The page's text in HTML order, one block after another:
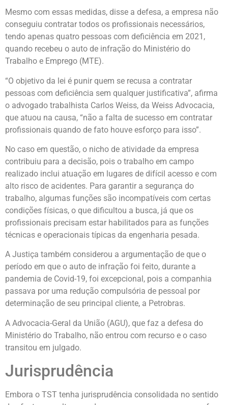
Mesmo com essas medidas, disse a defesa, a empresa não
conseguiu contratar todos os profissionais necessários,
tendo apenas quatro pessoas com deficiência em 2021,
quando recebeu o auto de infração do Ministério do
Trabalho e Emprego (MTE).
“O objetivo da lei é punir quem se recusa a contratar
pessoas com deficiência sem qualquer justificativa”, afirma
o advogado trabalhista Carlos Weiss, da Weiss Advocacia,
que atuou na causa, “não a falta de sucesso em contratar
profissionais quando de fato houve esforço para isso”.
No caso em questão, o nicho de atividade da empresa
contribuiu para a decisão, pois o trabalho em campo
realizado inclui atuação em lugares de difícil acesso e com
alto risco de acidentes. Para garantir a segurança do
trabalho, algumas funções são incompatíveis com certas
condições físicas, o que dificultou a busca, já que os
profissionais precisam estar habilitados para as funções
técnicas e operacionais típicas da engenharia pesada.
A Justiça também considerou a argumentação de que o
período em que o auto de infração foi feito, durante a
pandemia de Covid-19, foi excepcional, pois a companhia
passava por uma redução compulsória de pessoal por
determinação de seu principal cliente, a Petrobras.
A Advocacia-Geral da União (AGU), que faz a defesa do
Ministério do Trabalho, não entrou com recurso e o caso
transitou em julgado.
Jurisprudência
Embora o TST tenha jurisprudência consolidada no sentido